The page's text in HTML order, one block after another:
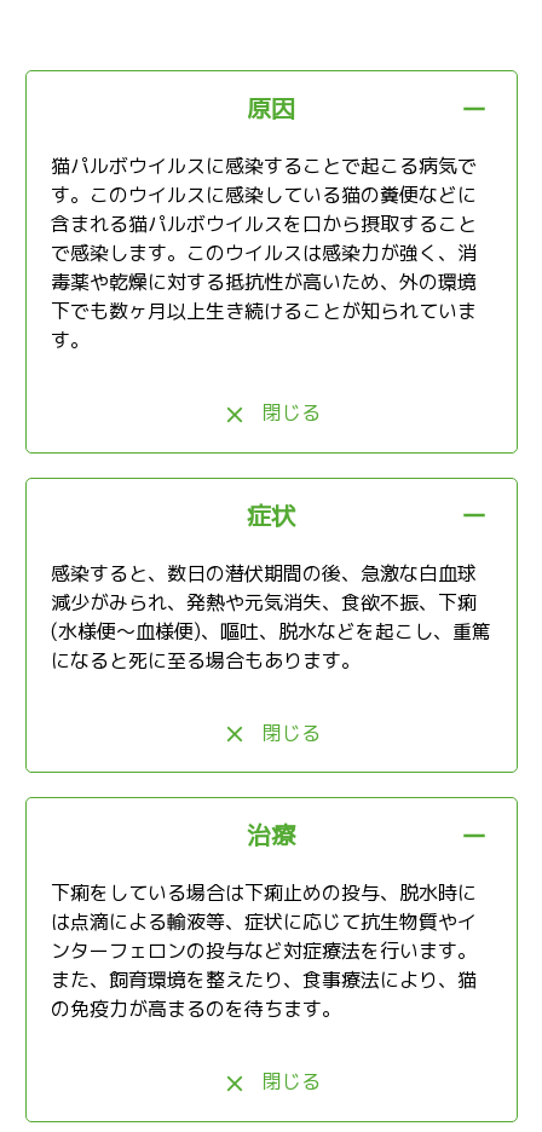
原因
猫パルボウイルスに感染することで起こる病気で
す。このウイルスに感染している猫の糞便などに
含まれる猫パルボウイルスを口から摂取すること
で感染します。このウイルスは感染力が強く、消
毒薬や乾燥に対する抵抗性が高いため、外の環境
下でも数ヶ月以上生き続けることが知られていま
す。
閉じる
症状
感染すると、数日の潜伏期間の後、急激な白血球
減少がみられ、発熱や元気消失、食欲不振、下痢
(水様便～血様便)、嘔吐、脱水などを起こし、重篤
になると死に至る場合もあります。
閉じる
治療
下痢をしている場合は下痢止めの投与、脱水時に
は点滴による輸液等、症状に応じて抗生物質やイ
ンターフェロンの投与など対症療法を行います。
また、飼育環境を整えたり、食事療法により、猫
の免疫力が高まるのを待ちます。
閉じる